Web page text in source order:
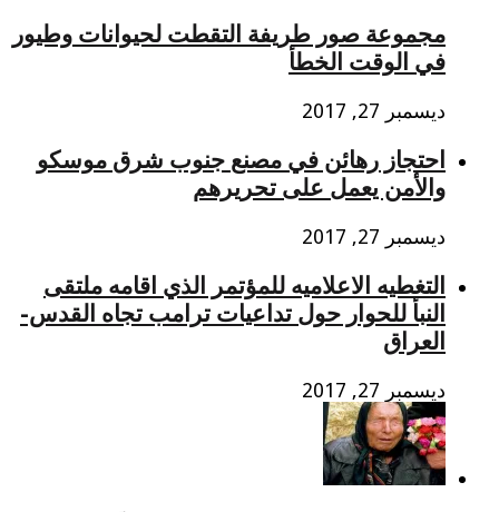
مجموعة صور طريفة التقطت لحيوانات وطيور
في الوقت الخطأ
ديسمبر 27, 2017
احتجاز رهائن في مصنع جنوب شرق موسكو
والأمن يعمل على تحريرهم
ديسمبر 27, 2017
التغطيه الاعلاميه للمؤتمر الذي اقامه ملتقى
النبأ للحوار حول تداعيات ترامب تجاه القدس-
العراق
ديسمبر 27, 2017